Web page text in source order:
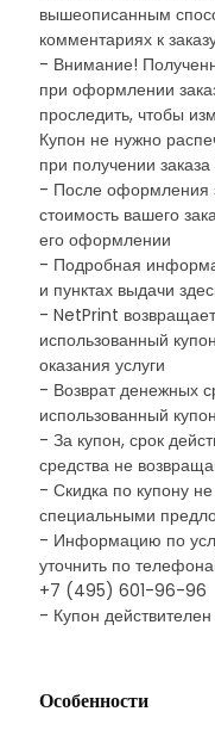
вышеописанным
комментариях к
- Внимание!
при оформлении
проследить, чтобы
Купон не нужно
при получении
- После оформления
стоимость вашего
его оформлении
- Подробная
и пунктах выдачи
- NetPrint
использованный
оказания услуги
- Возврат денежных
использованный
- За купон, срок
средства не
- Скидка по купону
специальными
- Информацию по
уточнить по
+7 (495) 601-96-96
- Купон действителен
Особенности